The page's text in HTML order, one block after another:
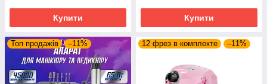
Купити Купити
Топ продажів –11% 12 фрез в комплекте –11%